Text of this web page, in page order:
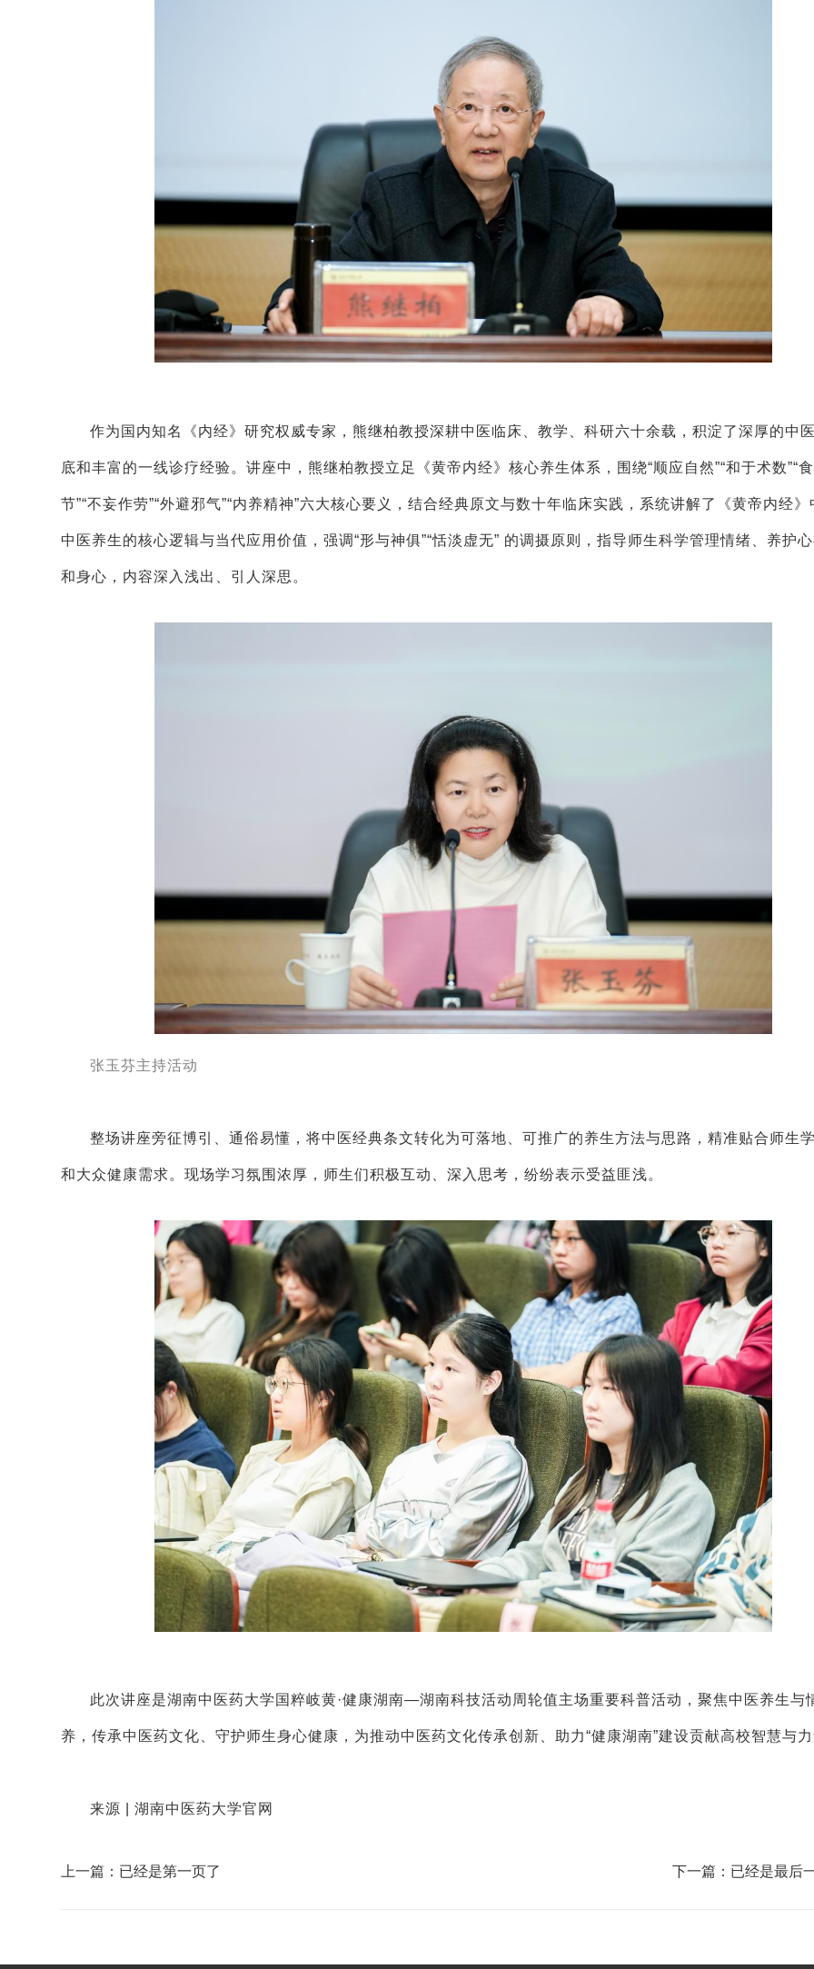
作为国内知名《内经》研究权威专家，熊继柏教授深耕中医临床、教学、科研六十余载，积淀了深厚的中
底和丰富的一线诊疗经验。讲座中，熊继柏教授立足《黄帝内经》核心养生体系，围绕“顺应自然”“和于术数”“
节”“不妄作劳”“外避邪气”“内养精神”六大核心要义，结合经典原文与数十年临床实践，系统讲解了《黄帝内经
中医养生的核心逻辑与当代应用价值，强调“形与神俱”“恬淡虚无” 的调摄原则，指导师生科学管理情绪、养护
和身心，内容深入浅出、引人深思。
张玉芬主持活动
整场讲座旁征博引、通俗易懂，将中医经典条文转化为可落地、可推广的养生方法与思路，精准贴合师生
和大众健康需求。现场学习氛围浓厚，师生们积极互动、深入思考，纷纷表示受益匪浅。
此次讲座是湖南中医药大学国粹岐黄·健康湖南—湖南科技活动周轮值主场重要科普活动，聚焦中医养生与
养，传承中医药文化、守护师生身心健康，为推动中医药文化传承创新、助力“健康湖南”建设贡献高校智慧与
来源 | 湖南中医药大学官网
上一篇：已经是第一页了 下一篇：已经是最后